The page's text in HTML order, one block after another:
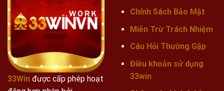
33Win được cấp phép hoạt
Chính Sách Bảo Mật
Miễn Trừ Trách Nhiệm
Câu Hỏi Thường Gặp
Điều khoản sử dụng
33win